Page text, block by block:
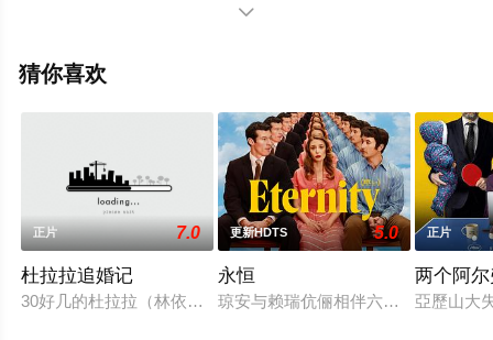
男,洪剑涛,刘桦,王晴,梁永斌等演员精彩演绎的中国大陆电
院，更多剧情信息可移步至豆瓣电影、电视猫或剧情网等

猜你喜欢
正片 7.0
杜拉拉追婚记
30好几的杜拉拉（林依晨 饰）二次归来，一心想与王伟（周渝
更新HDTS 5.0
永恒
琼安与赖瑞伉俪相伴六十余载，儿孙
正片
两个阿
亞歷山大